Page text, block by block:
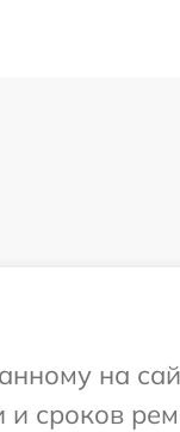
на
и сроков